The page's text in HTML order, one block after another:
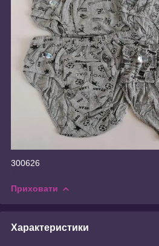
300626
Приховати
Характеристики